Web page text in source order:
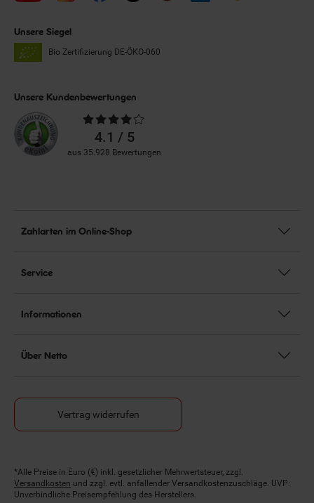
Unsere Siegel
Bio Zertifizierung DE-ÖKO-060
Unsere Kundenbewertungen
Durchschnittliche
Bewertungen4.1 / 5
aus 35.928 Bewertungen
Zahlarten im Online-Shop
Service
Informationen
Über Netto
Vertrag widerrufen
Fußnoten
*Alle Preise in Euro (€) inkl. gesetzlicher Mehrwertsteuer, zzgl.
Versandkosten und zzgl. evtl. anfallender Versandkostenzuschläge. UVP:
Unverbindliche Preisempfehlung des Herstellers.